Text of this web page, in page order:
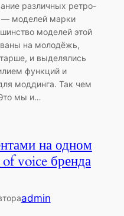
различных ретро-
— моделей марки
моделей этой
на молодёжь,
и выделялись
функций и
моддинга. Так чем
мы и…
на одном
voice бренда
admin